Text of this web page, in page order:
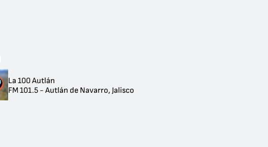
La 100 Autlán
FM 101.5 - Autlán de Navarro, Jalisco